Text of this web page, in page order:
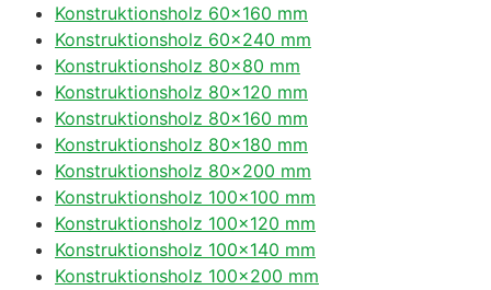
Konstruktionsholz 60×160 mm
Konstruktionsholz 60×240 mm
Konstruktionsholz 80×80 mm
Konstruktionsholz 80×120 mm
Konstruktionsholz 80×160 mm
Konstruktionsholz 80×180 mm
Konstruktionsholz 80×200 mm
Konstruktionsholz 100×100 mm
Konstruktionsholz 100×120 mm
Konstruktionsholz 100×140 mm
Konstruktionsholz 100×200 mm